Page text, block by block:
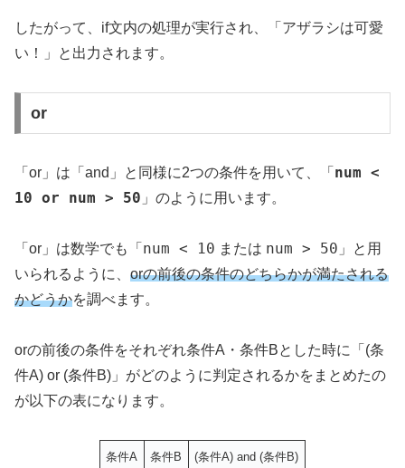
したがって、if文内の処理が実行され、「アザラシは可愛
い！」と出力されます。
or
「or」は「and」と同様に2つの条件を用いて、「 num <
10 or num > 50 」のように用います。
「or」は数学でも「 num < 10 または num > 50 」と用
いられるように、 orの前後の条件のどちらかが満たされる
かどうかを調べます。
orの前後の条件をそれぞれ条件A・条件Bとした時に「(条
件A) or (条件B)」がどのように判定されるかをまとめたの
が以下の表になります。
条件A 条件B (条件A) and (条件B)